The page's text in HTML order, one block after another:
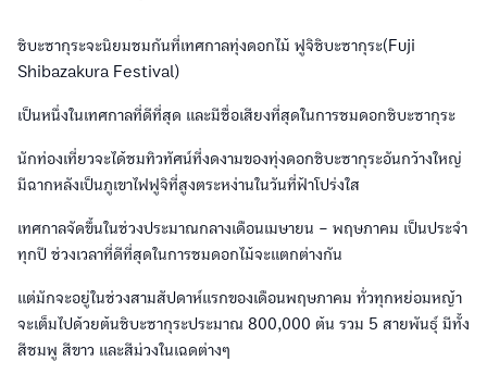
ชิบะซากุระจะนิยมชมกันที่เทศกาลทุ่งดอกไม้ ฟูจิชิบะซากุระ(Fuji
Shibazakura Festival)
เป็นหนึ่งในเทศกาลที่ดีที่สุด และมีชื่อเสียงที่สุดในการชมดอกชิบะซากุระ
นักท่องเที่ยวจะได้ชมทิวทัศน์ที่งดงามของทุ่งดอกชิบะซากุระอันกว้างใหญ่
มีฉากหลังเป็นภูเขาไฟฟูจิที่สูงตระหง่านในวันที่ฟ้าโปร่งใส
เทศกาลจัดขึ้นในช่วงประมาณกลางเดือนเมษายน – พฤษภาคม เป็นประจำ
ทุกปี ช่วงเวลาที่ดีที่สุดในการชมดอกไม้จะแตกต่างกัน
แต่มักจะอยู่ในช่วงสามสัปดาห์แรกของเดือนพฤษภาคม ทั่วทุกหย่อมหญ้า
จะเต็มไปด้วยต้นชิบะซากุระประมาณ 800,000 ต้น รวม 5 สายพันธุ์ มีทั้ง
สีชมพู สีขาว และสีม่วงในเฉดต่างๆ